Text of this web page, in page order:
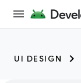
UI DESIGN